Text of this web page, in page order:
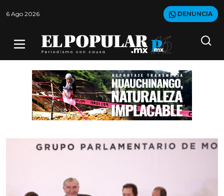
6 Ago 2026 DENUNCIA